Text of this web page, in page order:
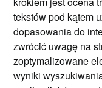
tekstów pod kątem
dopasowania do
zwrócić uwagę na
zoptymalizowane
wyniki